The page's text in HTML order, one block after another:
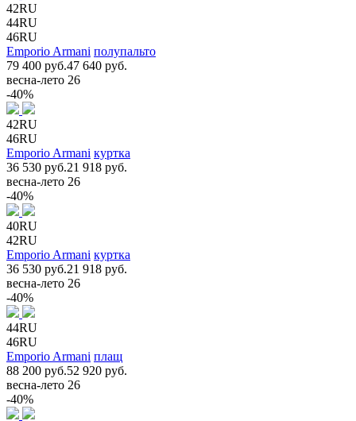
42RU
44RU
46RU
Emporio Armani полупальто
79 400 руб.47 640 руб.
весна-лето 26
-40%
42RU
46RU
Emporio Armani куртка
36 530 руб.21 918 руб.
весна-лето 26
-40%
40RU
42RU
Emporio Armani куртка
36 530 руб.21 918 руб.
весна-лето 26
-40%
44RU
46RU
Emporio Armani плащ
88 200 руб.52 920 руб.
весна-лето 26
-40%